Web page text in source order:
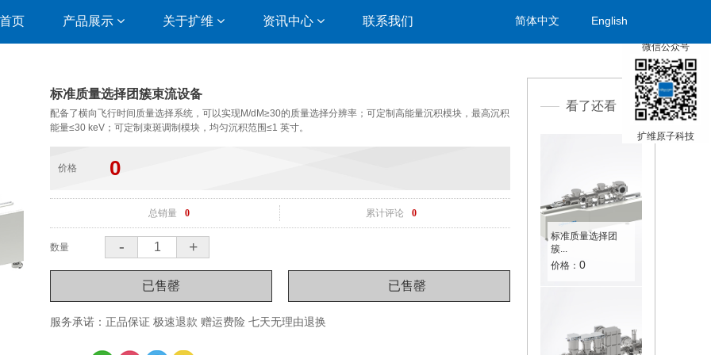
简体中文 English
页 产品展示 关于扩维 资讯中心 联系我们
看了还看
标准质量选择团
簇...
价格： 0
标准质量选择团簇束流设备
配备了横向飞行时间质量选择系统，可以实现M/dM≥30的质量选择分辨率；可定制高能量沉积模块，最高沉积
价格 0
总销量 0 累计评论 0
数量 - +
服务承诺：正品保证 极速退款 赠运费险 七天无理由退换
微信公众号
扩维原子科技